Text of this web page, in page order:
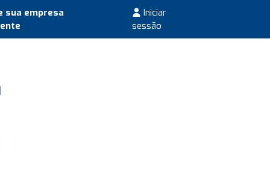
sua empresa
Iniciar
sessão